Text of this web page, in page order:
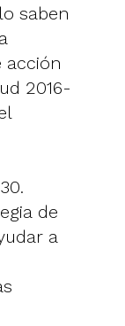
saben
acción
2016-
de
a